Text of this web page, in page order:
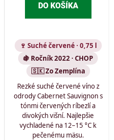
DO KOŠÍKA
🍷 Suché červené · 0,75 l
🍇 Ročník 2022 · CHOP
🇸🇰 Zo Zemplína
Rezké suché červené víno z
odrody Cabernet Sauvignon s
tónmi červených ríbezlí a
divokých višní. Najlepšie
vychladené na 12–15 °C k
pečenému mäsu.